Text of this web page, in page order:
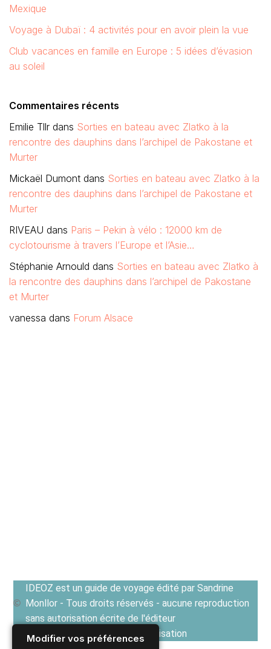
Modifier vos préférences
Mexique
Voyage à Dubaï : 4 activités pour en avoir plein la vue
Club vacances en famille en Europe : 5 idées d’évasion
au soleil
Commentaires récents
Emilie Tllr dans Sorties en bateau avec Zlatko à la
rencontre des dauphins dans l’archipel de Pakostane et
Murter
Mickaël Dumont dans Sorties en bateau avec Zlatko à la
rencontre des dauphins dans l’archipel de Pakostane et
Murter
RIVEAU dans Paris – Pekin à vélo : 12000 km de
cyclotourisme à travers l’Europe et l’Asie…
Stéphanie Arnould dans Sorties en bateau avec Zlatko à
la rencontre des dauphins dans l’archipel de Pakostane
et Murter
vanessa dans Forum Alsace
IDEOZ est un guide de voyage édité par Sandrine
Monllor - Tous droits réservés - aucune reproduction
sans autorisation écrite de l'éditeur
Voir les Conditions générales d'utilisation